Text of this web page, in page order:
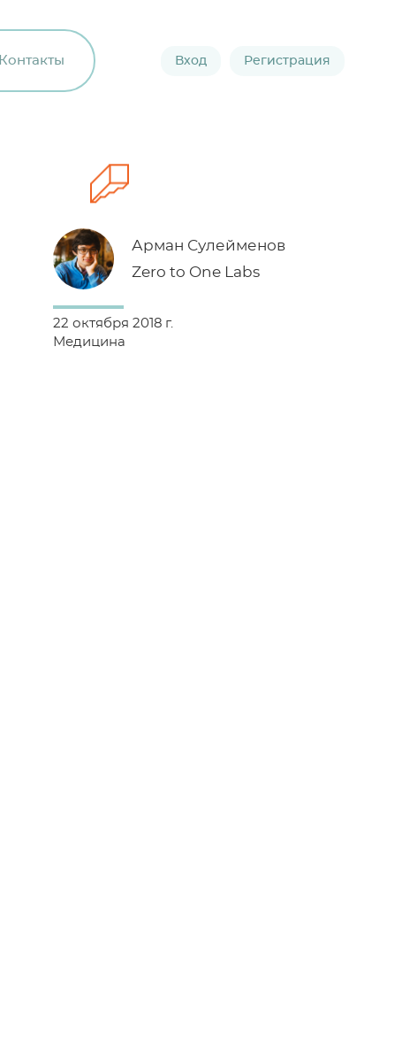
Контакты Вход Регистрация
Арман Сулейменов
Zero to One Labs
22 октября 2018 г.
Медицина